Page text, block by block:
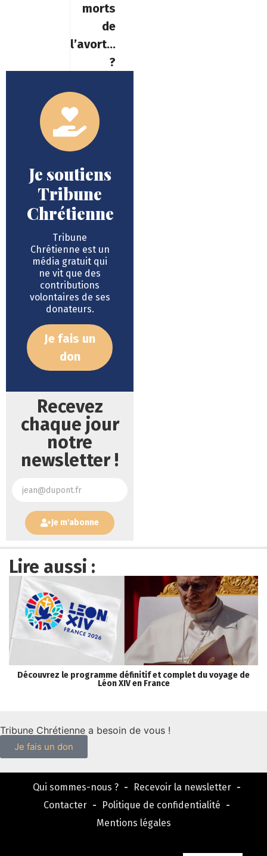
morts
de
l’avortement
?
Je soutiens
Tribune
Chrétienne
Tribune
Chrétienne est un
média gratuit qui
ne vit que des
contributions
volontaires de ses
donateurs.
Je fais un
don
Recevez
chaque jour
notre
newsletter !
Je m'abonne
Lire aussi :
Découvrez le programme définitif et complet du voyage de
Léon XIV en France
Tribune Chrétienne a besoin de vous !
Je fais un don
Qui sommes-nous ?
Recevoir la newsletter
Contacter
Politique de confidentialité
Mentions légales